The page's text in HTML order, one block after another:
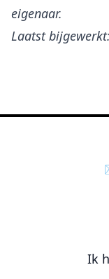
eigenaar.
Laatst
Ik